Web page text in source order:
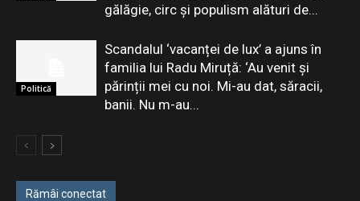
gălăgie, circ şi populism alături de...
Politică
Scandalul ‘vacanței de lux’ a ajuns în
familia lui Radu Miruță: ‘Au venit și
părinții mei cu noi. Mi-au dat, săracii,
banii. Nu m-au...
Rămâi conectat